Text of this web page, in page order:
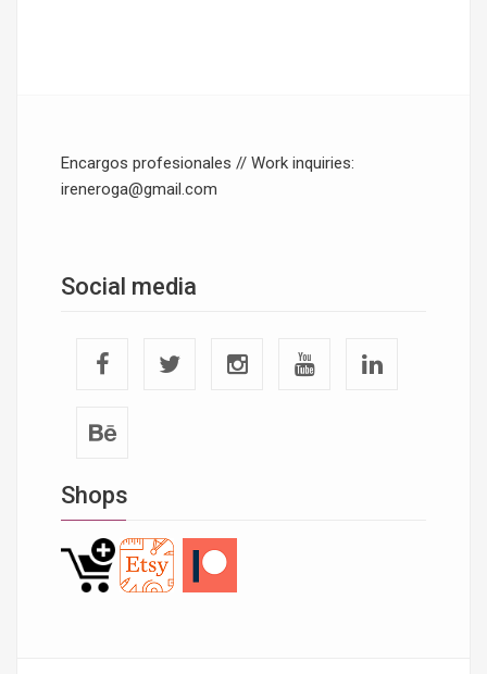
Encargos profesionales // Work inquiries:
ireneroga@gmail.com
Social media
Shops